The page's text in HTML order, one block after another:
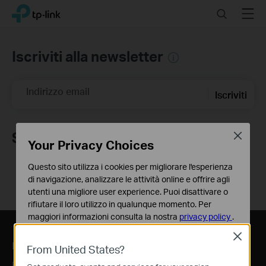
Click
navigation
TP-Link, Reliably Smart SearchMenu
Iscriviti alla newsletter
Indirizzo email Iscriviti
Seguici
L'azienda Stampa
From United States?
Close
Your Privacy Choices
Questo sito utilizza i cookies per migliorare l'esperienza
di navigazione, analizzare le attività online e offrire agli
utenti una migliore user experience. Puoi disattivare o
rifiutare il loro utilizzo in qualunque momento. Per
maggiori informazioni consulta la nostra privacy policy .
Questi cookies sono necessari per il corretto
funzionamento del sito e non possono essere disattivati
Close